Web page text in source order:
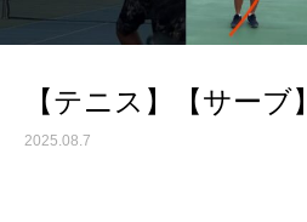
【テニス】【サーブ】
2025.08.7